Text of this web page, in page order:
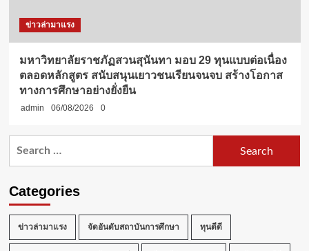
ข่าวล่ามาแรง
มหาวิทยาลัยราชภัฏสวนสุนันทา มอบ 29 ทุนแบบต่อเนื่อง
ตลอดหลักสูตร สนับสนุนเยาวชนเรียนจนจบ สร้างโอกาส
ทางการศึกษาอย่างยั่งยืน
admin 06/08/2026 0
Categories
ข่าวล่ามาแรง จัดอันดับสถาบันการศึกษา ทุนดีดี